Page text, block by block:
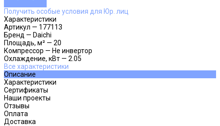
Получить особые условия для Юр. лиц
Характеристики
Артикул — 177113
Бренд — Daichi
Площадь, м² — 20
Компрессор — Не инвертор
Охлаждение, кВт — 2.05
Все характеристики
Описание
Характеристики
Сертификаты
Наши проекты
Отзывы
Оплата
Доставка